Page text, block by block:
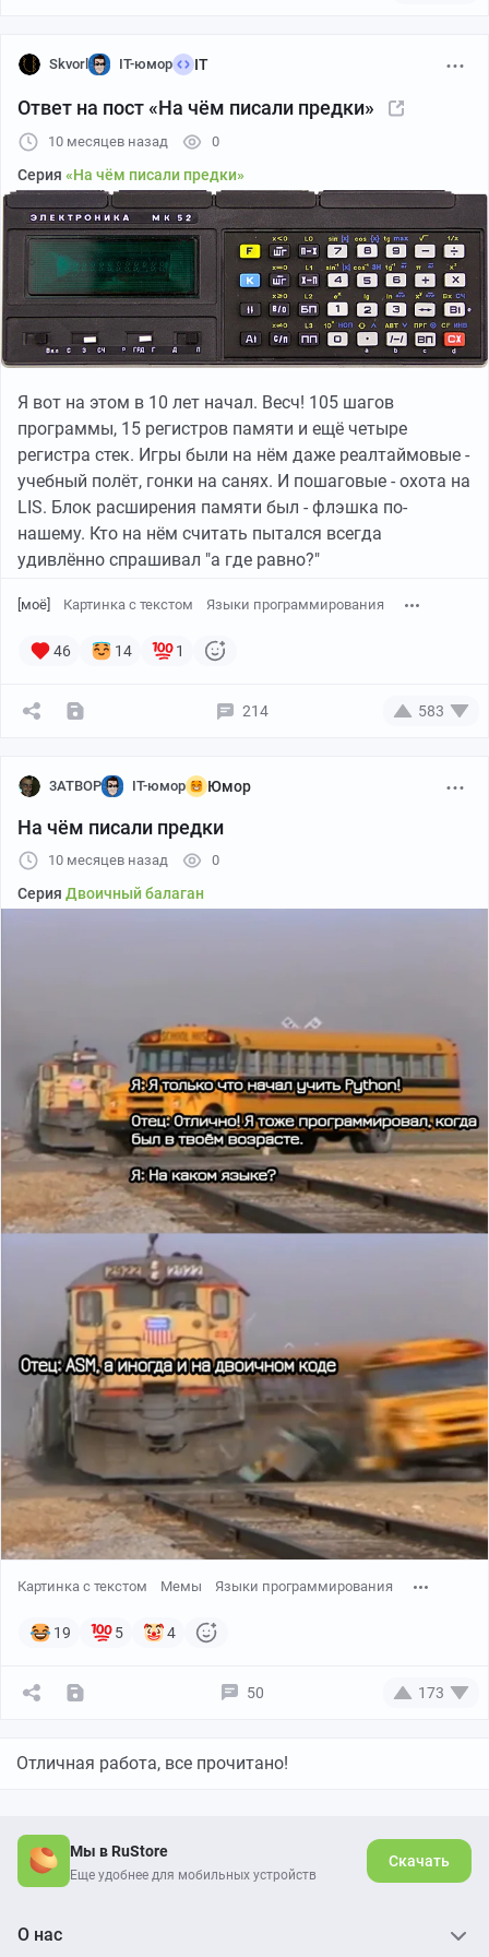
мафон подушкой))). после уроков ко мне полкласса
ходило играть. самая крутяцкая была игра
"Десантник" из четырёх частей. ну и много было
клонов спектрумовских игрушек.
бейсик и фокал освоил полностью, особенно рисовать
любил в нём всякое. Но вот там была возможность
делать в бейсике вставки на ассемблере. это у меня
так и не получилось((( остался можно сказать
незакрытый гештальт...
Skvorl IT-юмор IT
Ответ на пост «На чём писали предки»
10 месяцев назад 0
Серия «На чём писали предки»
Я вот на этом в 10 лет начал. Весч! 105 шагов
программы, 15 регистров памяти и ещё четыре
регистра стек. Игры были на нём даже реалтаймовые -
учебный полёт, гонки на санях. И пошаговые - охота на
LIS. Блок расширения памяти был - флэшка по-
нашему. Кто на нём считать пытался всегда
удивлённо спрашивал "а где равно?"
[моё] Картинка с текстом Языки программирования
46 14 1
214 583
3ATBOP IT-юмор Юмор
На чём писали предки
10 месяцев назад 0
Серия Двоичный балаган
Картинка с текстом Мемы Языки программирования
19 5 4
50 173
Отличная работа, все прочитано!
Мы в RuStore
Еще удобнее для мобильных устройств
Скачать
О нас